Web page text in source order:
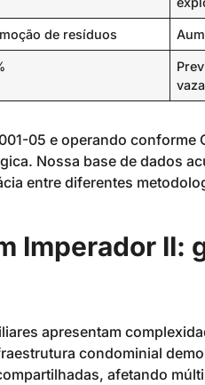
de resíduos
05 e operando conforme
Nossa base de dados
entre diferentes
Imperador II:
apresentam
condominial
afetando